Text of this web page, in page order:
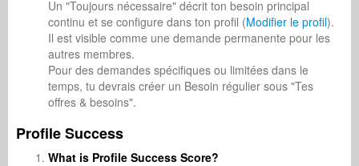
Un "Toujours nécessaire" décrit ton besoin principal
continu et se configure dans ton profil (Modifier le profil).
Il est visible comme une demande permanente pour les
autres membres.
Pour des demandes spécifiques ou limitées dans le
temps, tu devrais créer un Besoin régulier sous "Tes
offres & besoins".
Profile Success
What is Profile Success Score?